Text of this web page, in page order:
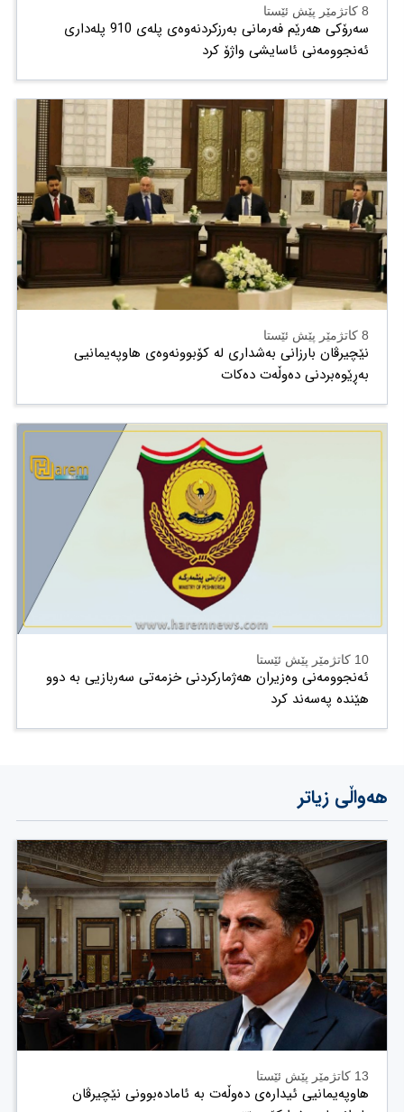
8 کاتژمێر پێش ئێستا
سەرۆکی هەرێم فەرمانی بەرزکردنەوەی پلەی 910 پلەداری
ئەنجوومەنی ئاسایشی واژۆ کرد
8 کاتژمێر پێش ئێستا
نێچیرڤان بارزانی بەشداری لە کۆبوونەوەی هاوپەیمانیی
بەڕێوەبردنی دەوڵەت دەكات
10 کاتژمێر پێش ئێستا
ئەنجوومەنی وەزیران هەژمارکردنی خزمەتی سەربازیی بە دوو
هێندە پەسەند کرد
هەواڵی زیاتر
13 کاتژمێر پێش ئێستا
هاوپەیمانیی ئیدارەی دەوڵەت بە ئامادەبوونی نێچیرڤان